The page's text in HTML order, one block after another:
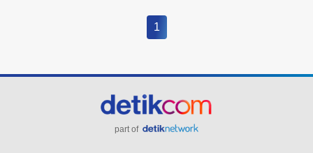
1
part of